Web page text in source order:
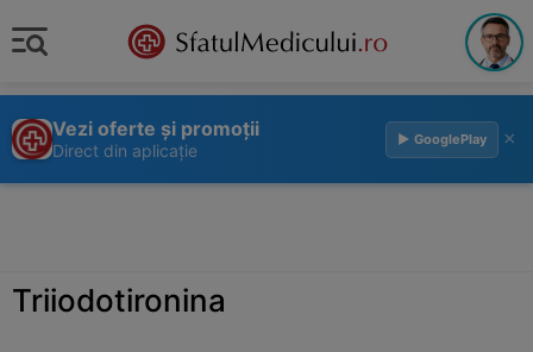
Vezi oferte și promoții
Direct din aplicație
▶ GooglePlay ×
Triiodotironina